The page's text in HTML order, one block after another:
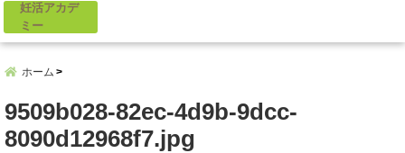
妊活アカデ
ミー
ホーム
9509b028-82ec-4d9b-9dcc-
8090d12968f7.jpg